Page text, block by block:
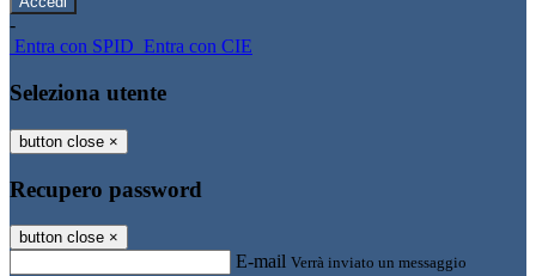
-
Entra con SPID Entra con CIE
Seleziona utente
button close ×
Recupero password
button close ×
E-mail Verrà inviato un messaggio